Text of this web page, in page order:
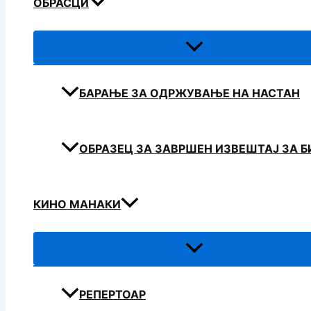
ОБРАСЦИ
БАРАЊЕ ЗА ОДРЖУВАЊЕ НА НАСТАН
ОБРАЗЕЦ ЗА ЗАВРШЕН ИЗВЕШТАЈ ЗА
КИНО МАНАКИ
РЕПЕРТОАР